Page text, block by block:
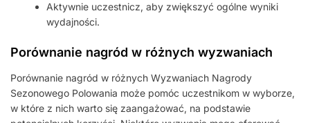
Aktywnie uczestnicz, aby zwiększyć ogólne wyniki
wydajności.
Porównanie nagród w różnych wyzwaniach
Porównanie nagród w różnych Wyzwaniach Nagrody
Sezonowego Polowania może pomóc uczestnikom w wyborze,
w które z nich warto się zaangażować, na podstawie